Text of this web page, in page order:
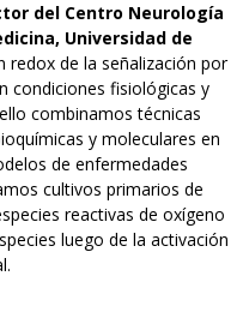
del Centro Neurología
Universidad de
redox de la señalización por
condiciones fisiológicas y
combinamos técnicas
y moleculares en
de enfermedades
cultivos primarios de
reactivas de oxígeno
luego de la activación